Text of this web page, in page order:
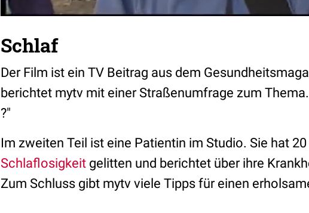
Schlaf
Der Film ist ein TV Beitrag aus dem
berichtet mytv mit einer Straßenumfrage zum
?"
Im zweiten Teil ist eine Patientin im Studio. Sie hat
Schlaflosigkeit gelitten und berichtet über ihre
Zum Schluss gibt mytv viele Tipps für einen